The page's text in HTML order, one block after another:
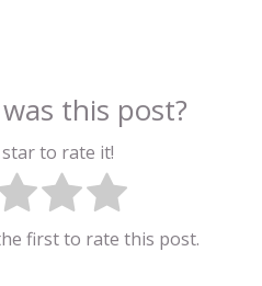
this post?
to rate it!
first to rate this post.